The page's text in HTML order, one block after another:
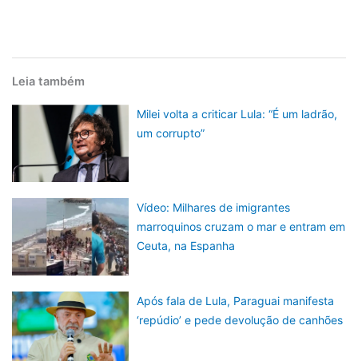
Leia também
Milei volta a criticar Lula: “É um ladrão,
um corrupto”
Vídeo: Milhares de imigrantes
marroquinos cruzam o mar e entram em
Ceuta, na Espanha
Após fala de Lula, Paraguai manifesta
‘repúdio’ e pede devolução de canhões